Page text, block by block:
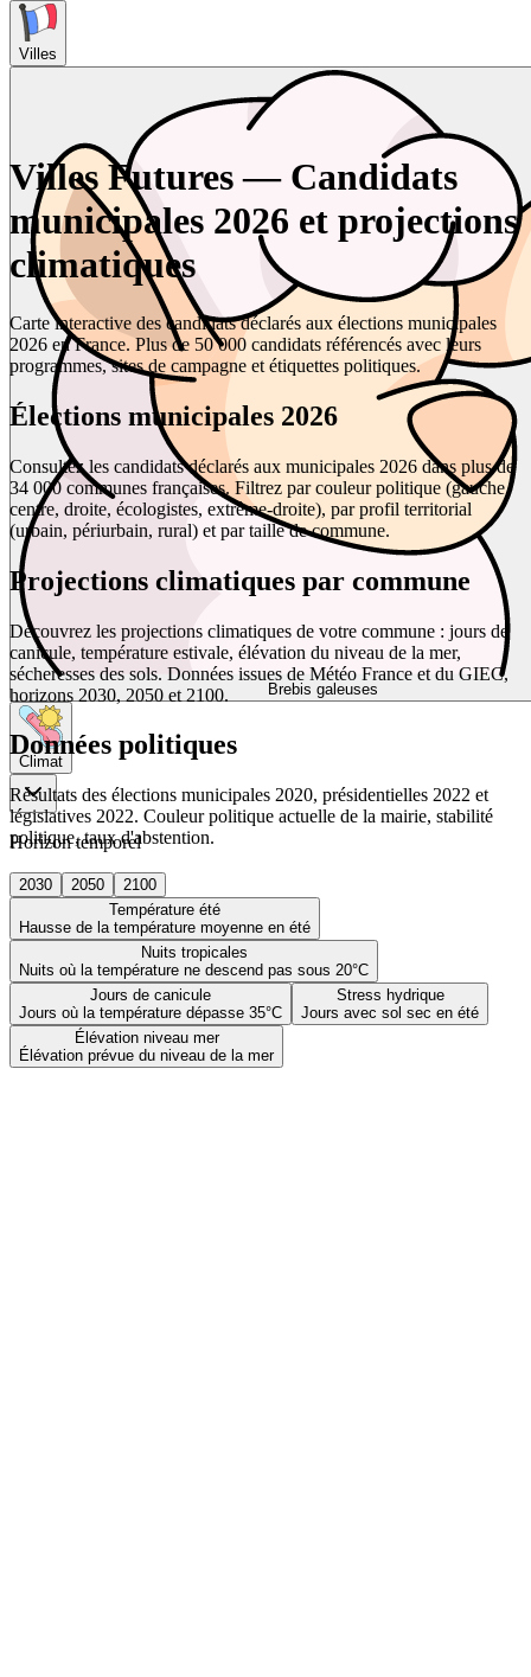
Villes
Brebis galeuses
Climat
Horizon temporel
2030 2050
2100
Température été
Hausse de la température moyenne en été
Nuits tropicales
Nuits où la température ne descend pas sous 20°C
Jours de canicule
Jours où la température dépasse 35°C
Stress hydrique
Jours avec sol sec en été
Élévation niveau mer
Élévation prévue du niveau de la mer
Villes Futures — Candidats
municipales 2026 et projections
climatiques
Carte interactive des candidats déclarés aux élections municipales
2026 en France. Plus de 50 000 candidats référencés avec leurs
programmes, sites de campagne et étiquettes politiques.
Élections municipales 2026
Consultez les candidats déclarés aux municipales 2026 dans plus de
34 000 communes françaises. Filtrez par couleur politique (gauche,
centre, droite, écologistes, extrême-droite), par profil territorial
(urbain, périurbain, rural) et par taille de commune.
Projections climatiques par commune
Découvrez les projections climatiques de votre commune : jours de
canicule, température estivale, élévation du niveau de la mer,
sécheresses des sols. Données issues de Météo France et du GIEC,
horizons 2030, 2050 et 2100.
Données politiques
Résultats des élections municipales 2020, présidentielles 2022 et
législatives 2022. Couleur politique actuelle de la mairie, stabilité
politique, taux d'abstention.